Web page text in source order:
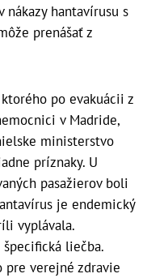
hantavírusu s
prenášať z
po evakuácii z
v Madride,
ministerstvo
príznaky. U
pasažierov boli
je endemický
vyplávala.
liečba.
pre verejné zdravie